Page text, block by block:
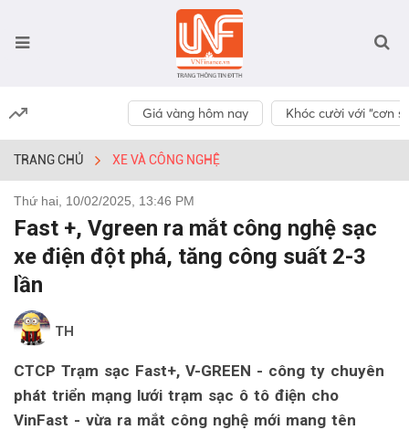
Giá vàng hôm nay Khóc cười với “cơn
TRANG CHỦ XE VÀ CÔNG NGHỆ
Thứ hai, 10/02/2025, 13:46 PM
Fast +, Vgreen ra mắt công nghệ sạc
xe điện đột phá, tăng công suất 2-3
lần
TH
CTCP Trạm sạc Fast+, V-GREEN - công ty chuyên
phát triển mạng lưới trạm sạc ô tô điện cho
VinFast - vừa ra mắt công nghệ mới mang tên